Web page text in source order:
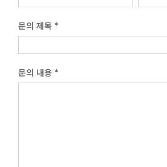
문의 제목 *
문의 내용 *